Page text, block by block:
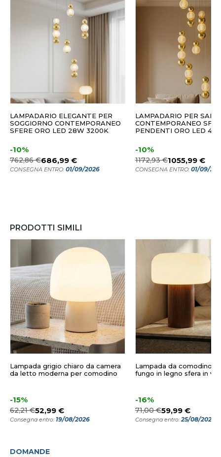
LAMPADARIO ELEGANTE PER
SOGGIORNO CONTEMPORANEO
SFERE ORO LED 28W 3200K
-10%
762,86 €686,99 €
CONSEGNA ENTRO: 01/09/2026
LAMPADARIO PER
CONTEMPORANEO
PENDENTI ORO LED
-10%
1172,93 €1055,99 €
CONSEGNA ENTRO: 01/09/
PRODOTTI SIMILI
Lampada grigio chiaro da camera
da letto moderna per comodino
-15%
62,21 €52,99 €
Consegna entro: 19/08/2026
Lampada da comodino
fungo in legno sfera in
-16%
71,00 €59,99 €
Consegna entro:25/08/2026
DOMANDE